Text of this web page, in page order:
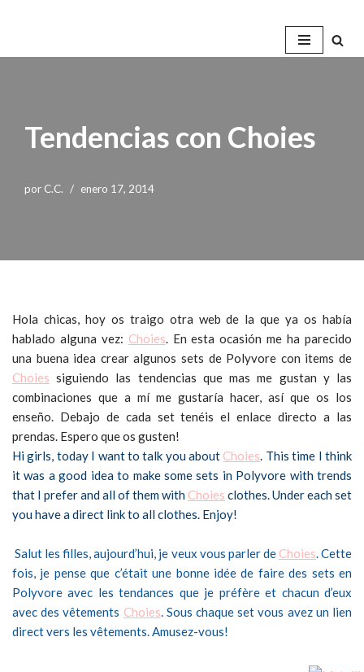
Tendencias con Choies
por C.C. enero 17, 2014
Hola chicas, hoy os traigo otra web de la que ya os había
hablado alguna vez: Choies. En esta ocasión me ha parecido
una buena idea crear algunos sets de Polyvore con items de
Choies siguiendo las tendencias que mas me gustan y las
combinaciones que a mí me gustaría hacer, así que os los
enseño. Debajo de cada set tenéis el enlace directo a las
prendas. Espero que os gusten!
Hi girls, today I want to talk you about Choies. This time I think
it was a good idea to make some sets in Polyvore with trends
that I prefer and all of them with Choies clothes. Under each set
you have a direct link to all clothes. Enjoy!
Salut les filles, aujourd’hui, je veux vous parler de Choies. Cette
fois, je pense que c’était une bonne idée de faire des sets en
Polyvore avec les tendances que je préfère et chacun d’eux
avec des vêtements Choies. Sous chaque set vous avez un lien
direct vers les vêtements. Amusez-vous!